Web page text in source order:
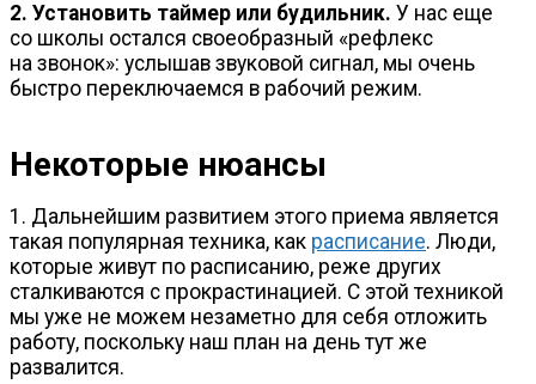
2. Установить таймер или будильник. У нас еще
со школы остался своеобразный «рефлекс
на звонок»: услышав звуковой сигнал, мы очень
быстро переключаемся в рабочий режим.
Некоторые нюансы
1. Дальнейшим развитием этого приема является
такая популярная техника, как расписание. Люди,
которые живут по расписанию, реже других
сталкиваются с прокрастинацией. С этой техникой
мы уже не можем незаметно для себя отложить
работу, поскольку наш план на день тут же
развалится.